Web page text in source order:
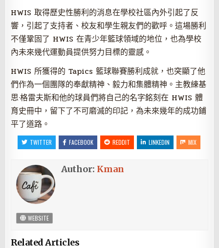
HWIS 取得歷史性勝利的消息在學校社區內外引起了反
響，引起了支持者、校友和學生親友們的歡呼。這場勝利
不僅鞏固了 HWIS 在青少年籃球領域的地位，也為學校
內未來幾代運動員提供努力目標的靈感。
HWIS 所獲得的 Tapics 籃球聯賽勝利成就，也突顯了他
們作為一個團隊的奉獻精神、毅力和集體精神。主教練基
思·格雷夫斯和他的球員們將自己的名字銘刻在 HWIS 體
育史冊中，留下了不可磨滅的印記，為未來幾年的成功鋪
平了道路。
TWITTER FACEBOOK REDDIT LINKEDIN MIX
Author: Kman
WEBSITE
Related Articles